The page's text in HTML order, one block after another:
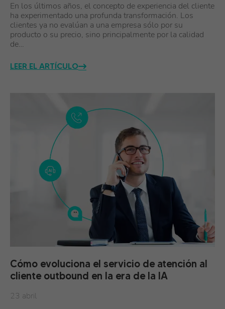
En los últimos años, el concepto de experiencia del cliente
ha experimentado una profunda transformación. Los
clientes ya no evalúan a una empresa sólo por su
producto o su precio, sino principalmente por la calidad
de…
LEER EL ARTÍCULO
Cómo evoluciona el servicio de atención al
cliente outbound en la era de la IA
23 abril